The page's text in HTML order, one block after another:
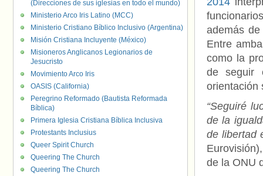
además
Entre
como la
de seguir
orientación
“Seguiré
de la
de libertad
de la ONU
(Direcciones de sus iglesias en todo el mundo)
Ministerio Arco Iris Latino (MCC)
Ministerio Cristiano Bíblico Inclusivo (Argentina)
Misión Cristiana Incluyente (México)
Misioneros Anglicanos Legionarios de
Jesucristo
Movimiento Arco Iris
OASIS (California)
Peregrino Reformado (Bautista Reformada
Bíblica)
Primera Iglesia Cristiana Bíblica Inclusiva
Protestants Inclusius
Queer Spirit Church
Queering The Church
Queering The Church